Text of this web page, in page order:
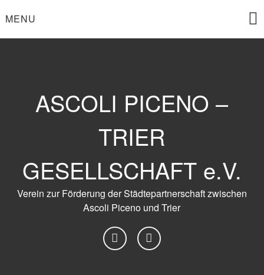
toMENU
ASCOLI PICENO –
TRIER
GESELLSCHAFT e.V.
Verein zur Förderung der Städtepartnerschaft zwischen
Ascoli Piceno und Trier